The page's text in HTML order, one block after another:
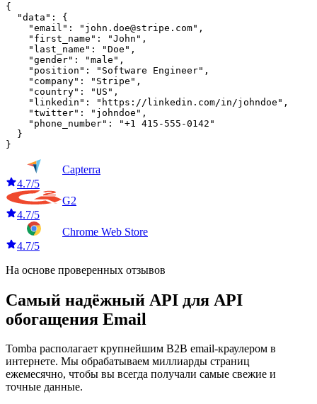
{
  "data": {
    "email": "john.doe@stripe.com",
    "first_name": "John",
    "last_name": "Doe",
    "gender": "male",
    "position": "Software Engineer",
    "company": "Stripe",
    "country": "US",
    "linkedin": "https://linkedin.com/in/johndoe",
    "twitter": "johndoe",
    "phone_number": "+1 415-555-0142"
  }
}
Capterra
4.7/5
G2
4.7/5
Chrome Web Store
4.7/5
На основе проверенных отзывов
Самый надёжный API для API
обогащения Email
Tomba располагает крупнейшим B2B email-краулером в
интернете. Мы обрабатываем миллиарды страниц
ежемесячно, чтобы вы всегда получали самые свежие и
точные данные.